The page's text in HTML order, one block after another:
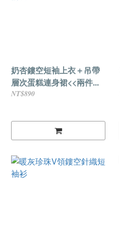
奶杏鏤空短袖上衣＋吊帶
層次蛋糕連身裙<<兩件...
NT$890